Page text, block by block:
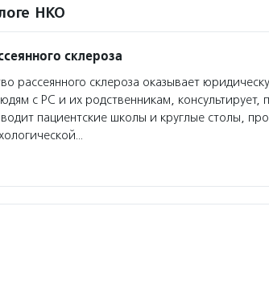
НКО
склероза
рассеянного склероза оказывает
с РС и их родственникам, консультирует,
пациентские школы и круглые столы,